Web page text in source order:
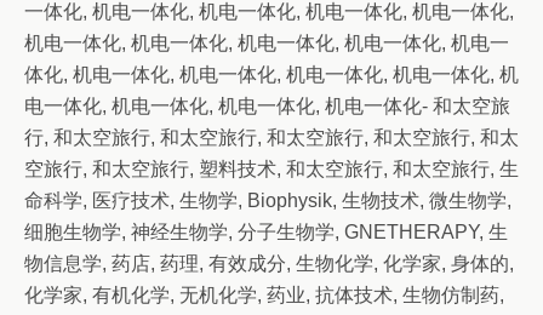
一体化, 机电一体化, 机电一体化, 机电一体化, 机电一体化,
机电一体化, 机电一体化, 机电一体化, 机电一体化, 机电一
体化, 机电一体化, 机电一体化, 机电一体化, 机电一体化, 机
电一体化, 机电一体化, 机电一体化, 机电一体化- 和太空旅
行, 和太空旅行, 和太空旅行, 和太空旅行, 和太空旅行, 和太
空旅行, 和太空旅行, 塑料技术, 和太空旅行, 和太空旅行, 生
命科学, 医疗技术, 生物学, Biophysik, 生物技术, 微生物学,
细胞生物学, 神经生物学, 分子生物学, GNETHERAPY, 生
物信息学, 药店, 药理, 有效成分, 生物化学, 化学家, 身体的,
化学家, 有机化学, 无机化学, 药业, 抗体技术, 生物仿制药,